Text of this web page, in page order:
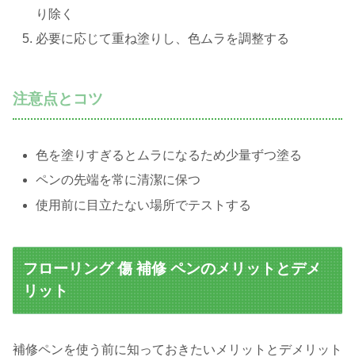
り除く
必要に応じて重ね塗りし、色ムラを調整する
注意点とコツ
色を塗りすぎるとムラになるため少量ずつ塗る
ペンの先端を常に清潔に保つ
使用前に目立たない場所でテストする
フローリング 傷 補修 ペンのメリットとデメ
リット
補修ペンを使う前に知っておきたいメリットとデメリット